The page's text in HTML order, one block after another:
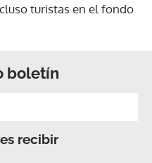
turistas en el fondo
boletín
recibir